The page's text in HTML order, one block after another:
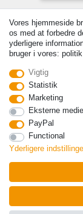
© Copyright 2026 |
VAT Basic prices
Withdraw
Vores hjemmeside
os med at forbedre
yderligere
bruger i vores:
Vigtig
Statistik
Marketing
Eksterne
PayPal
Functional
Yderligere